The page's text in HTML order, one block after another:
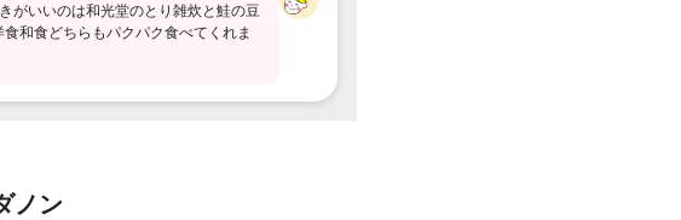
がいいのは和光堂のとり雑炊と鮭の豆
和食どちらもパクパク食べてくれま
ノン